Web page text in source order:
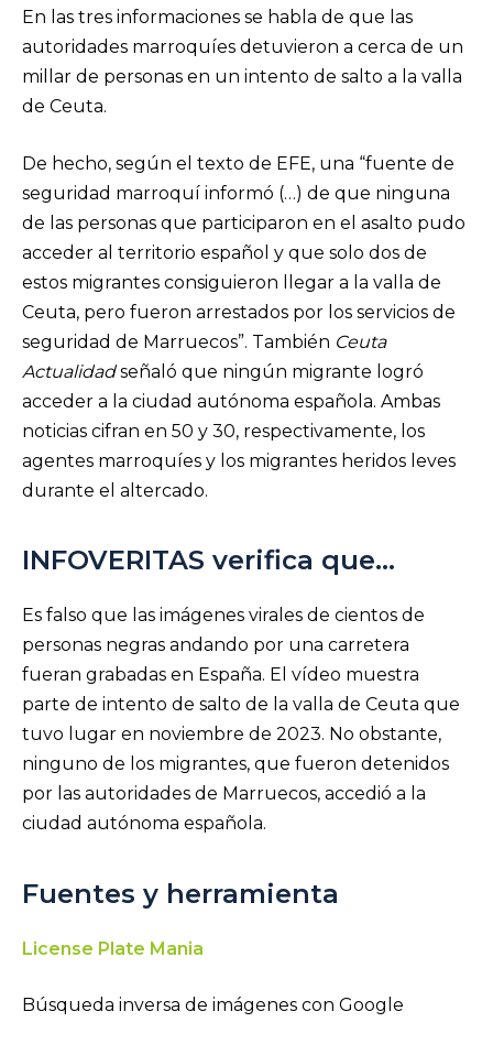
En las tres informaciones se habla de que las
autoridades marroquíes detuvieron a cerca de un
millar de personas en un intento de salto a la valla
de Ceuta.
De hecho, según el texto de EFE, una “fuente de
seguridad marroquí informó (…) de que ninguna
de las personas que participaron en el asalto pudo
acceder al territorio español y que solo dos de
estos migrantes consiguieron llegar a la valla de
Ceuta, pero fueron arrestados por los servicios de
seguridad de Marruecos”. También Ceuta
Actualidadseñaló que ningún migrante logró
acceder a la ciudad autónoma española. Ambas
noticias cifran en 50 y 30, respectivamente, los
agentes marroquíes y los migrantes heridos leves
durante el altercado.
INFOVERITAS verifica que…
Es falso que las imágenes virales de cientos de
personas negras andando por una carretera
fueran grabadas en España. El vídeo muestra
parte de intento de salto de la valla de Ceuta que
tuvo lugar en noviembre de 2023. No obstante,
ninguno de los migrantes, que fueron detenidos
por las autoridades de Marruecos, accedió a la
ciudad autónoma española.
Fuentes y herramienta
License Plate Mania
Búsqueda inversa de imágenes con Google